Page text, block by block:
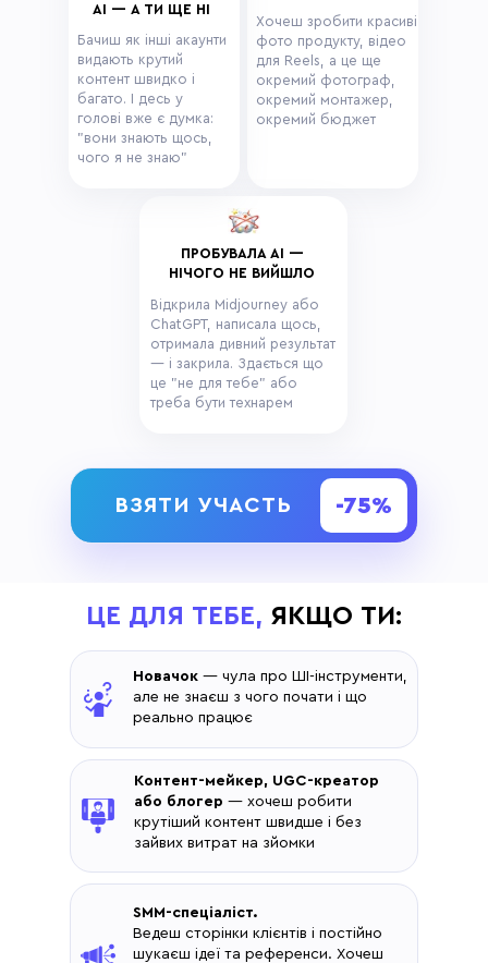
ВЗЯТИ УЧАСТЬ -75%
Хочеш зробити красиві
фото продукту, відео
для Reels, а це ще
окремий фотограф,
окремий монтажер,
окремий бюджет
ПРОБУВАЛА AI —
НІЧОГО НЕ ВИЙШЛО
Відкрила Midjourney або
ChatGPT, написала щось,
отримала дивний результат
— і закрила. Здається що
це "не для тебе" або
треба бути технарем
АІ — А ТИ ЩЕ НІ
Бачиш як інші акаунти
видають крутий
контент швидко і
багато. І десь у
голові вже є думка:
"вони знають щось,
чого я не знаю"
ЦЕ ДЛЯ ТЕБЕ, ЯКЩО ТИ:
SMM-спеціаліст.
Ведеш сторінки клієнтів і постійно
шукаєш ідеї та референси. Хочеш
Контент-мейкер, UGC-креатор
або блогер — хочеш робити
крутіший контент швидше і без
зайвих витрат на зйомки
Новачок — чула про ШІ-інструменти,
але не знаєш з чого почати і що
реально працює